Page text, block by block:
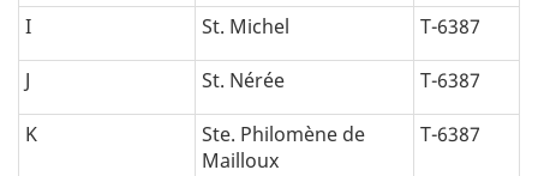
I St. Michel T-6387
J St. Nérée T-6387
K
Ste. Philomène de
Mailloux
T-6387